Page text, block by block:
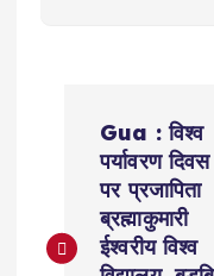
s
Gua : विश्व
पर्यावरण दिवस
पर प्रजापिता
ब्रह्माकुमारी
ईश्वरीय विश्व